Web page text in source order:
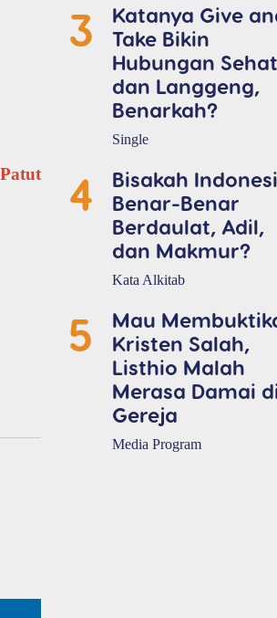
3
Katanya Give
Take Bikin
Hubungan Sehat
dan Langgeng,
Benarkah?
Single
4
Bisakah
Benar-Benar
Berdaulat, Adil,
dan Makmur?
Kata Alkitab
5
Mau
Kristen Salah,
Listhio Malah
Merasa Damai
Gereja
Media Program